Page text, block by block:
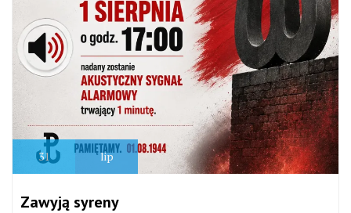
31 lip
Zawyją syreny